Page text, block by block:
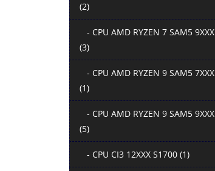
(2)
- CPU AMD RYZEN 7 SAM5 9XXX
(3)
- CPU AMD RYZEN 9 SAM5 7XXX
(1)
- CPU AMD RYZEN 9 SAM5 9XXX
(5)
- CPU CI3 12XXX S1700 (1)